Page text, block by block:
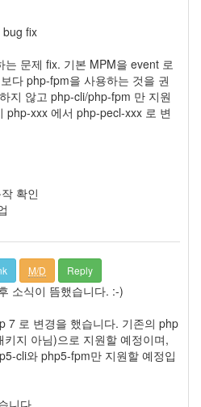
fix
문제 fix. 기본 MPM을 event 로
다 php-fpm을 사용하는 것을 권
지 않고 php-cli/php-fpm 만 지원
php-xxx 에서 php-pecl-xxx 로 변
확인
M/D Reply
소식이 뜸했습니다. :-)
7 로 변경을 했습니다. 기존의 php
지 아님)으로 지원할 예정이며,
cli와 php5-fpm만 지원할 예정입